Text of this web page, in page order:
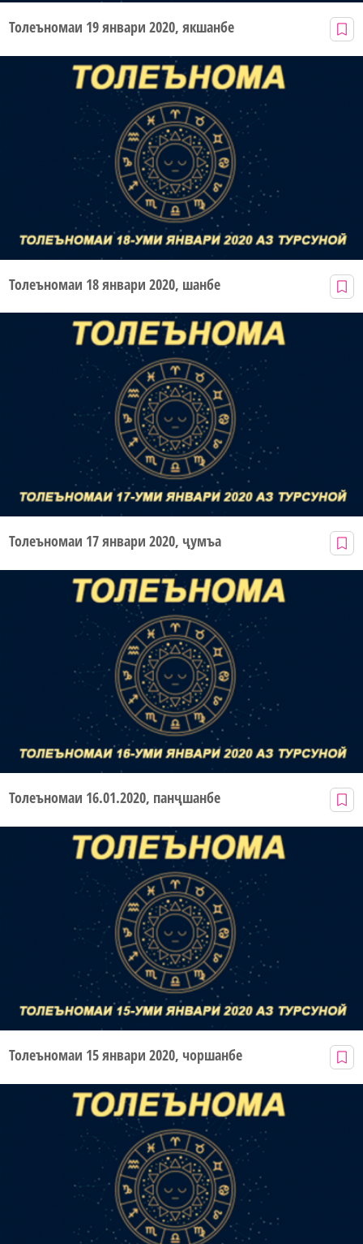
Толеъномаи 19 январи 2020, якшанбе
Толеъномаи 18 январи 2020, шанбе
Толеъномаи 17 январи 2020, ҷумъа
Толеъномаи 16.01.2020, панҷшанбе
Толеъномаи 15 январи 2020, чоршанбе